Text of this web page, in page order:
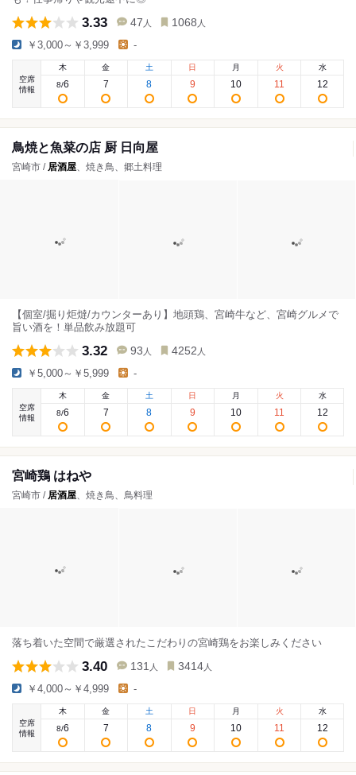
3.33 47 人 1068 人
￥3,000～￥3,999 -
空席
情報
木
8/6
金
7
土
8
日
9
月
10
火
11
水
12
鳥焼と魚菜の店 厨 日向屋
宮崎市 / 居酒屋、焼き鳥、郷土料理
【個室/掘り炬燵/カウンターあり】地頭鶏、宮崎牛など、宮崎グルメで
旨い酒を！単品飲み放題可
3.32 93 人 4252 人
￥5,000～￥5,999 -
空席
情報
木
8/6
金
7
土
8
日
9
月
10
火
11
水
12
宮崎鶏 はねや
宮崎市 / 居酒屋、焼き鳥、鳥料理
落ち着いた空間で厳選されたこだわりの宮崎鶏をお楽しみください
3.40 131 人 3414 人
￥4,000～￥4,999 -
空席
情報
木
8/6
金
7
土
8
日
9
月
10
火
11
水
12